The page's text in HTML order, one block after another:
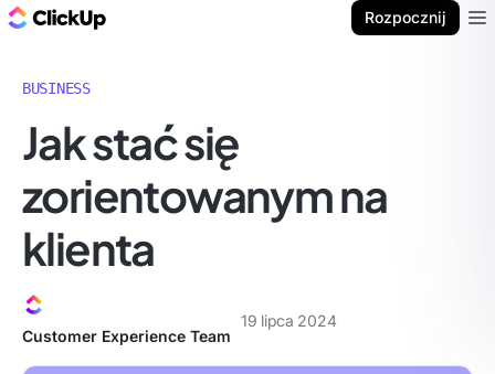
Rozpocznij
BUSINESS
Jak stać się
zorientowanym na
klienta
Customer Experience Team
19 lipca 2024